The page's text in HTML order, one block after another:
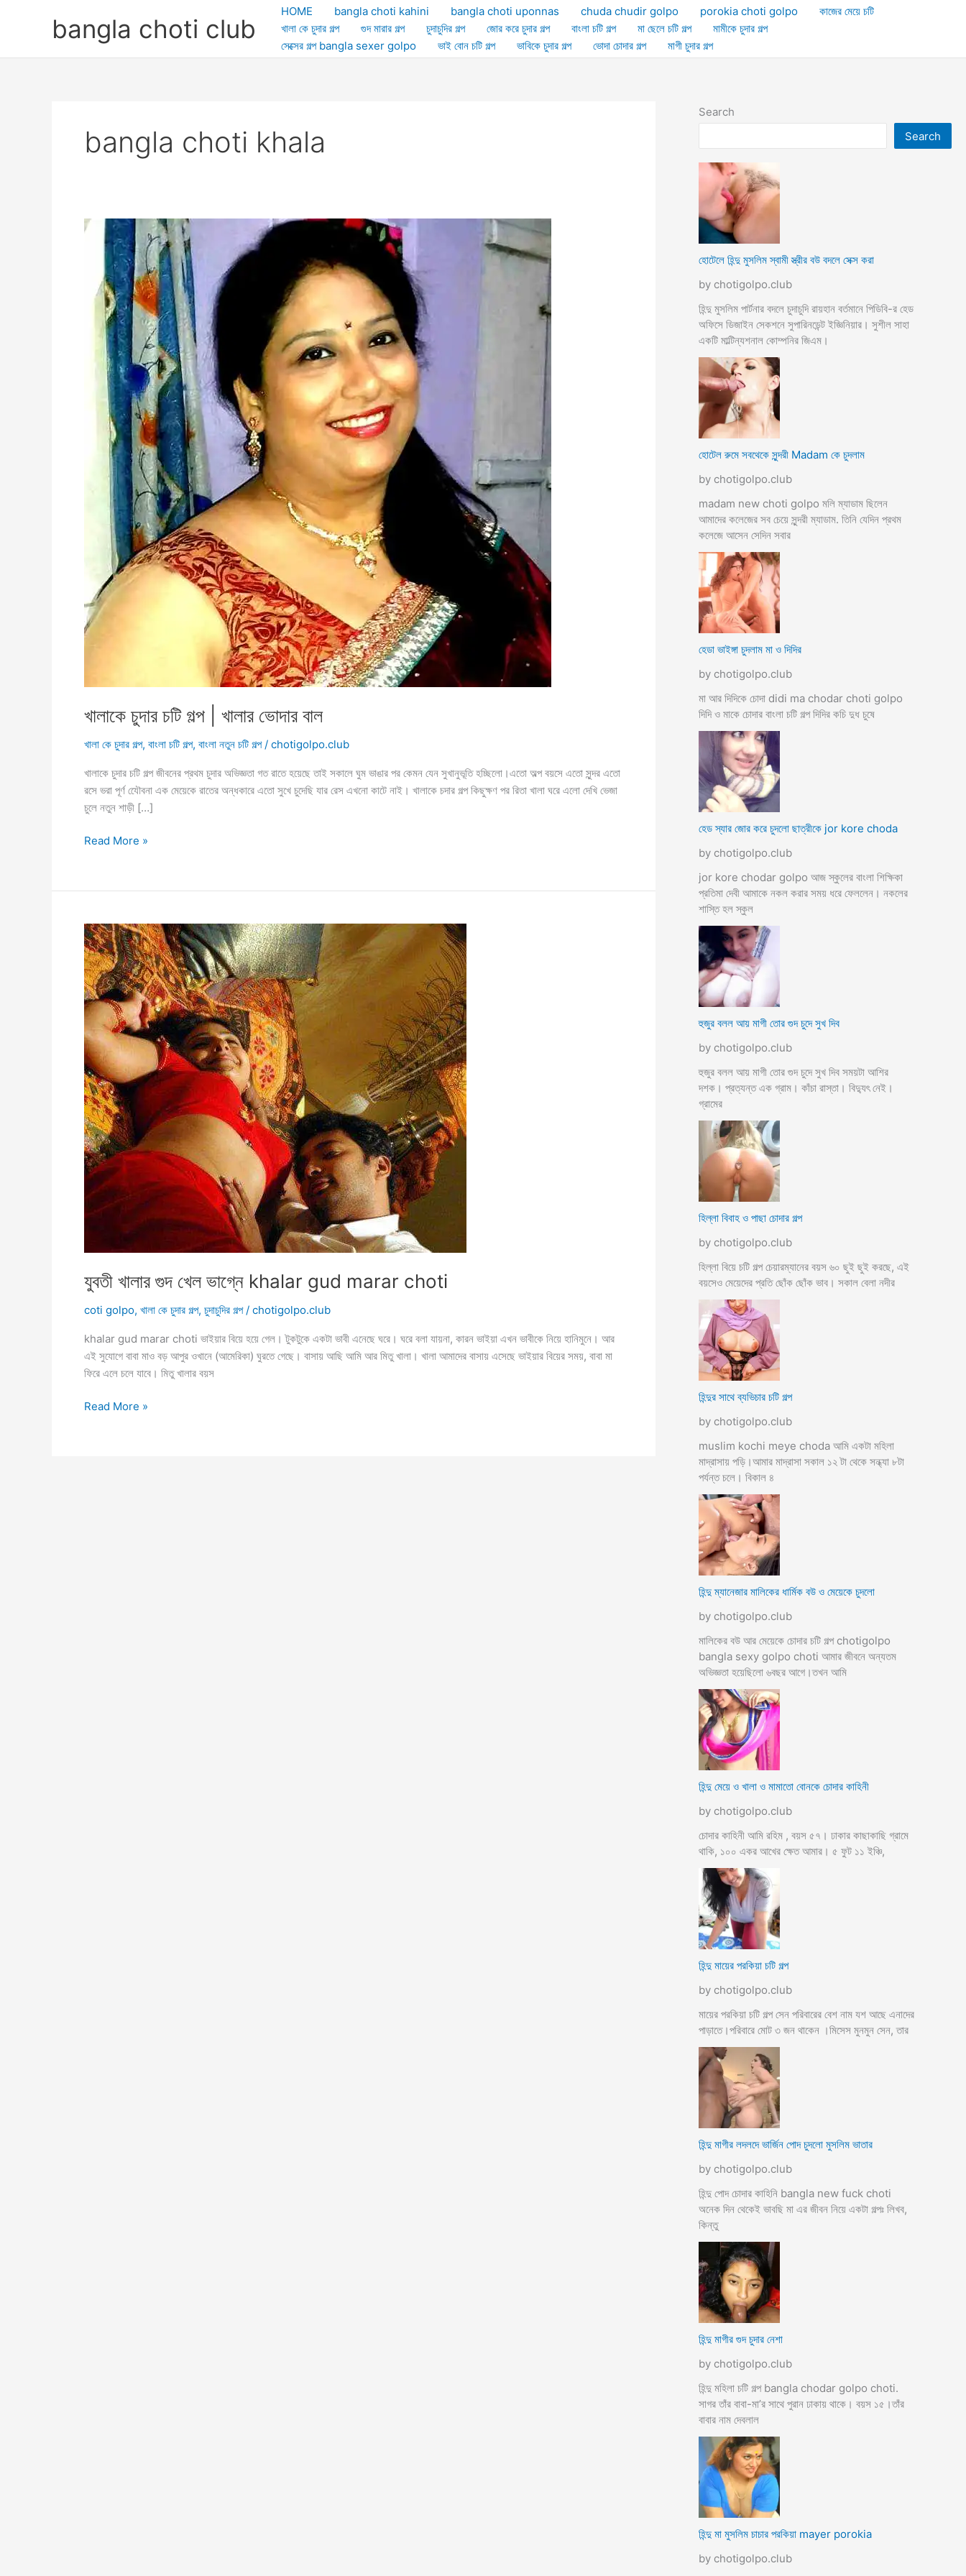
bangla choti club
HOME bangla choti kahini bangla choti uponnas chuda chudir golpo porokia choti golpo
কাজের মেয়ে চটি
খালা কে চুদার গল্প
গুদ মারার গল্প চুদাচুদির গল্প জোর করে চুদার গল্প বাংলা চটি গল্প মা ছেলে চটি গল্প
মামীকে চুদার গল্প
সেক্সের গল্প bangla sexer golpo
ভাই বোন চটি গল্প ভাবিকে চুদার গল্প ভোদা চোদার গল্প মাগী চুদার গল্প
bangla choti khala
খালাকে চুদার চটি গল্প | খালার ভোদার বাল
খালা কে চুদার গল্প, বাংলা চটি গল্প, বাংলা নতুন চটি গল্প/ chotigolpo.club
খালাকে চুদার চটি গল্প জীবনের প্রথম চুদার অভিজ্ঞতা গত রাতে হয়েছে তাই সকালে ঘুম ভাঙার পর কেমন যেন সুখানুভূতি হচ্ছিলো।এতো অল্প বয়সে এতো সুন্দর এতো
রসে ভরা পূর্ণ যেৌবনা এক মেয়েকে রাতের অন্ধকারে এতো সুখে চুদেছি যার রেস এখনো কাটে নাই। খালাকে চদার গল্প কিছুক্ষণ পর রিতা খালা ঘরে এলো দেখি ভেজা
চুলে নতুন শাড়ী […]
খালাকে
গল্প
খালার
ভোদার
বাল
Read More »
যুবতী খালার গুদ খেল ভাগ্নে khalar gud marar choti
coti golpo, খালা কে চুদার গল্প, চুদাচুদির গল্প/ chotigolpo.club
khalar gud marar choti ভাইয়ার বিয়ে হয়ে গেল। টুকটুকে একটা ভাবী এনেছে ঘরে। ঘরে বলা যায়না, কারন ভাইয়া এখন ভাবীকে নিয়ে হানিমুনে। আর
এই সুযোগে বাবা মাও বড় আপুর ওখানে (আমেরিকা) ঘুরতে গেছে। বাসায় আছি আমি আর মিতু খালা। খালা আমাদের বাসায় এসেছে ভাইয়ার বিয়ের সময়, বাবা মা
ফিরে এলে চলে যাবে। মিতু খালার বয়স
যুবতী
Read More »
Search
Search
হোটেলে হিন্দু মুসলিম স্বামী স্ত্রীর বউ বদলে সেক্স করা
by chotigolpo.club
হিন্দু মুসলিম পার্টনার বদলে চুদাচুদি রায়হান বর্তমানে পিডিবি-র হেড
অফিসে ডিজাইন সেকশনে সুপারিনডেন্ট ইজ্ঞিনিয়ার। সুশীল সাহা
একটি মাল্টিন্যশনাল কোম্পনির জিএম।
হোটেল রুমে সবথেকে সুন্দরী Madam কে চুদলাম
by chotigolpo.club
madam new choti golpo মলি ম্যাডাম ছিলেন
আমাদের কলেজের সব চেয়ে সুন্দরী ম্যাডাম. তিনি যেদিন প্রথম
কলেজে আসেন সেদিন সবার
হেডা ভাইঙ্গা চুদলাম মা ও দিদির
by chotigolpo.club
মা আর দিদিকে চোদা didi ma chodar choti golpo
দিদি ও মাকে চোদার বাংলা চটি গল্প দিদির কচি দুধ চুষে
হেড স্যার জোর করে চুদলো ছাত্রীকে jor kore choda
by chotigolpo.club
jor kore chodar golpo আজ স্কুলের বাংলা শিক্ষিকা
প্রতিমা দেবী আমাকে নকল করার সময় ধরে ফেললেন। নকলের
শাস্তি হল স্কুল
হুজুর বলল আয় মাগী তোর গুদ চুদে সুখ দিব
by chotigolpo.club
হুজুর বলল আয় মাগী তোর গুদ চুদে সুখ দিব সময়টা আশির
দশক। প্রত্যন্ত এক গ্রাম। কাঁচা রাস্তা। বিদ্যুৎ নেই।
গ্রামের
হিল্লা বিবাহ ও পাছা চোদার গল্প
by chotigolpo.club
হিল্লা বিয়ে চটি গল্প চেয়ারম্যানের বয়স ৬০ ছুই ছুই করছে, এই
বয়সেও মেয়েদের প্রতি ছোঁক ছোঁক ভাব। সকাল বেলা নদীর
হিন্দুর সাথে ব্যভিচার চটি গল্প
by chotigolpo.club
muslim kochi meye choda আমি একটা মহিলা
মাদ্রাসায় পড়ি।আমার মাদ্রাসা সকাল ১২ টা থেকে সন্ধ্যা ৮টা
পর্যন্ত চলে। বিকাল ৪
হিন্দু ম্যানেজার মালিকের ধার্মিক বউ ও মেয়েকে চুদলো
by chotigolpo.club
মালিকের বউ আর মেয়েকে চোদার চটি গল্প chotigolpo
bangla sexy golpo choti আমার জীবনে অন্যতম
অভিজ্ঞতা হয়েছিলো ৬বছর আগে।তখন আমি
হিন্দু মেয়ে ও খালা ও মামাতো বোনকে চোদার কাহিনী
by chotigolpo.club
চোদার কাহিনী আমি রহিম , বয়স ৫৭। ঢাকার কাছাকাছি গ্রামে
থাকি, ১০০ একর আখের ক্ষেত আমার। ৫ ফুট ১১ ইঞ্চি,
হিন্দু মায়ের পরকিয়া চটি গল্প
by chotigolpo.club
মায়ের পরকিয়া চটি গল্প সেন পরিবারের বেশ নাম যশ আছে এনাদের
পাড়াতে।পরিবারে মোট ৩ জন থাকেন ।মিসেস মুনমুন সেন, তার
হিন্দু মাগীর লদলদে ভার্জিন পোদ চুদলো মুসলিম ভাতার
by chotigolpo.club
হিন্দু পোদ চোদার কাহিনি bangla new fuck choti
অনেক দিন থেকেই ভাবছি মা এর জীবন নিয়ে একটা গল্পঃ লিখব,
কিন্তু
হিন্দু মাগীর গুদ চুদার নেশা
by chotigolpo.club
হিন্দু মহিলা চটি গল্প bangla chodar golpo choti.
সাগর তাঁর বাবা-মা’র সাথে পুরান ঢাকায় থাকে। বয়স ১৫।তাঁর
বাবার নাম দেবলাল
হিন্দু মা মুসলিম চাচার পরকিয়া mayer porokia
by chotigolpo.club